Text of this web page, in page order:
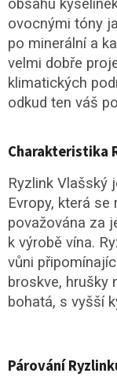
obsahu
ovocnými tóny
po minerální a
velmi dobře
klimatických
odkud ten váš
Charakteristika
Ryzlink Vlašský
Evropy, která
považována za
k výrobě vína.
vůni
broskve, hrušky
bohatá, s vyšší
Párování